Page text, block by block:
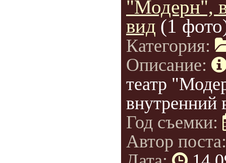
"Модерн",
вид (1
Категория:
Описание:
театр
внутренний
Год съемки:
Автор